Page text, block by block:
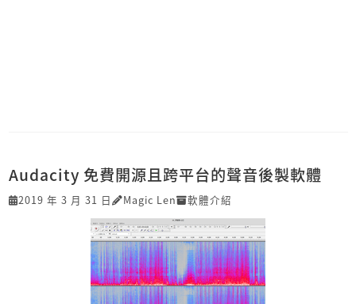
Audacity 免費開源且跨平台的聲音後製軟體
2019 年 3 月 31 日 Magic Len 軟體介紹